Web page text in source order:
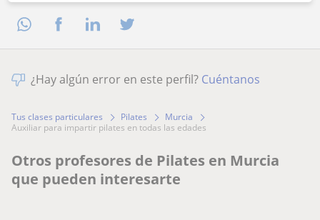
¿Hay algún error en este perfil? Cuéntanos
Tus clases particulares Pilates
Murcia
auxiliar para impartir pilates en todas las edades
Otros profesores de Pilates en Murcia
que pueden interesarte